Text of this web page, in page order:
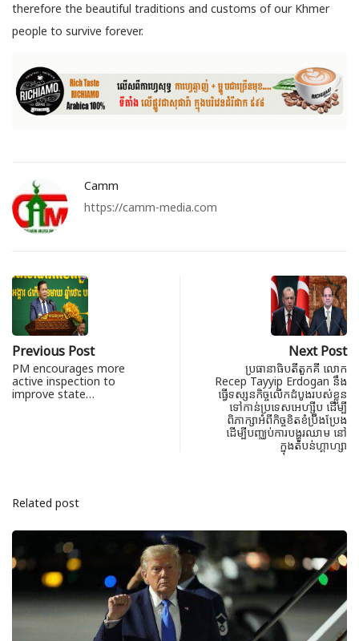
therefore the beautiful traditions and customs of our Khmer
people to survive forever.
Camm
https://camm-media.com
Previous Post
PM encourages more
active inspection to
improve state…
Next Post
ប្រធានាធិបតីតួកគី លោក
Recep Tayyip Erdogan នឹង
ធ្វើទស្សនកិច្ចលើកដំបូង​របស់ខ្លួន
ទៅកាន់​ប្រទេសអេហ្ស៊ីប ដើម្បី
ពិភាក្សាអំពីកិច្ចខិតខំប្រឹងប្រែង
ដើម្បីបញ្ឈប់ការបង្ហូរឈាម នៅ
ក្នុងតំបន់ហ្គា​ហ្សា
Related post